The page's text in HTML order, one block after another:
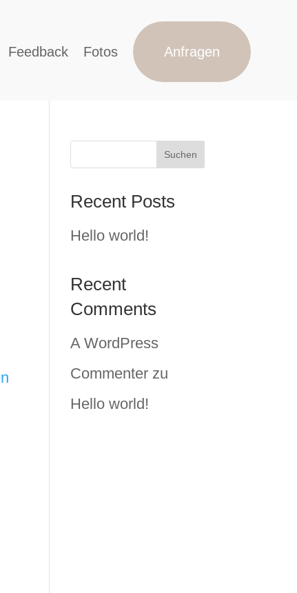
Feedback Fotos Anfragen
Suchen
Recent Posts
Hello world!
Recent
Comments
A WordPress
Commenter zu
Hello world!